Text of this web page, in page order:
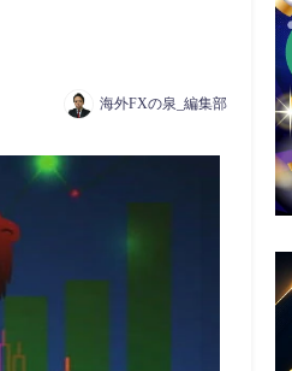
海外FXの泉_編集部